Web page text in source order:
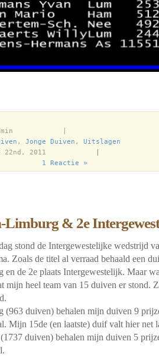
|
, Jonge Duiven , Uitslagen
08 22nd, 2011
1 Reactie »
Limburg & 2e
stond de Intergewestelijke wedstrijd
Zoals de titel al verraad behaald een
de 2e plaats Intergewestelijk. Maar
mijn heel team van 15 duiven er stond.
(963 duiven) behalen mijn duiven 9
Mijn 15de (en laatste) duif valt hier net
duiven) behalen mijn duiven 5